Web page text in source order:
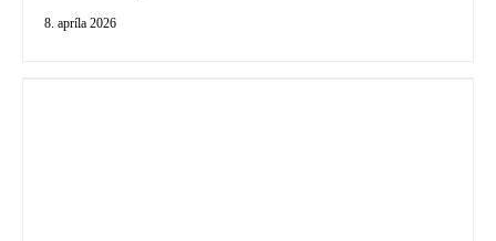
8. apríla 2026